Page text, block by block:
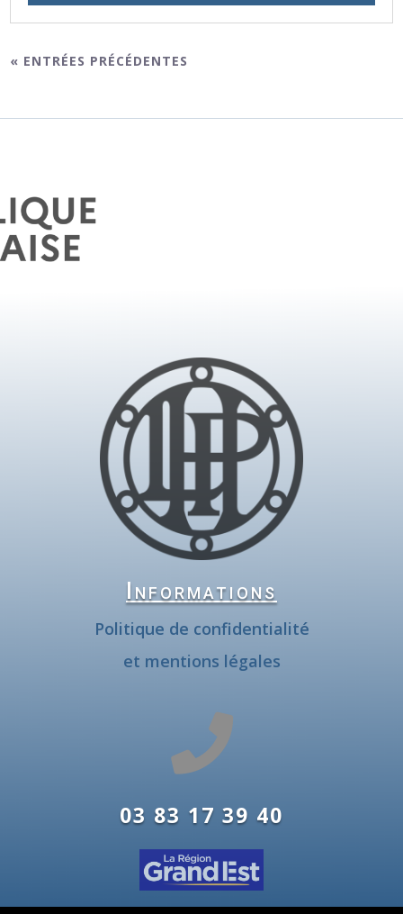
« ENTRÉES PRÉCÉDENTES
Informations
Politique de confidentialité
et mentions légales

03 83 17 39 40